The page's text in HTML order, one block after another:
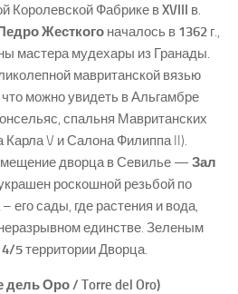
Королевской Фабрике вXVIII в.
Жесткого началось в 1362 г.,
мастера мудехары из Гранады.
мавританской вязью
можно увидеть в Альгамбре
спальня Мавританских
V и Салона Филиппа II).
дворца в Севилье — Зал
украшен роскошной резьбой по
его сады, где растения и вода,
единстве. Зеленым
4/5территории Дворца.
Оро / Torre del Oro)